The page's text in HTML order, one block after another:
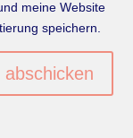
meine Website
speichern.